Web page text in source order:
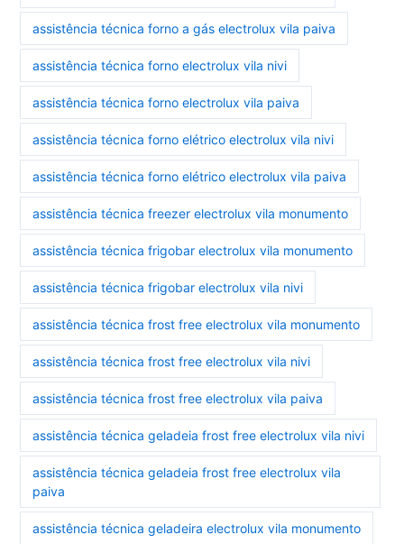
assistência técnica forno a gás electrolux vila paiva
assistência técnica forno electrolux vila nivi
assistência técnica forno electrolux vila paiva
assistência técnica forno elétrico electrolux vila nivi
assistência técnica forno elétrico electrolux vila paiva
assistência técnica freezer electrolux vila monumento
assistência técnica frigobar electrolux vila monumento
assistência técnica frigobar electrolux vila nivi
assistência técnica frost free electrolux vila monumento
assistência técnica frost free electrolux vila nivi
assistência técnica frost free electrolux vila paiva
assistência técnica geladeia frost free electrolux vila nivi
assistência técnica geladeia frost free electrolux vila
paiva
assistência técnica geladeira electrolux vila monumento